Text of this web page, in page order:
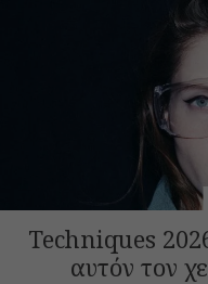
Techniques
αυτόν τον